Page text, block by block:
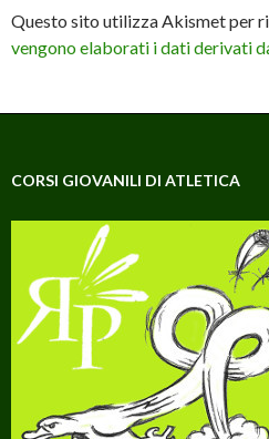
Questo sito utilizza Akismet per
vengono elaborati i dati derivati
CORSI GIOVANILI DI ATLETICA